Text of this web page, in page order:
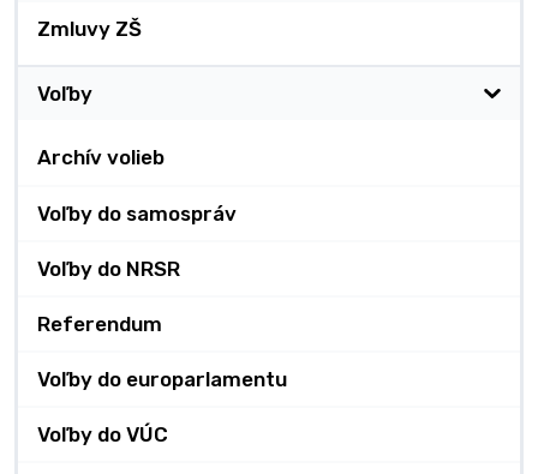
Zmluvy ZŠ
Voľby
Archív volieb
Voľby do samospráv
Voľby do NRSR
Referendum
Voľby do europarlamentu
Voľby do VÚC